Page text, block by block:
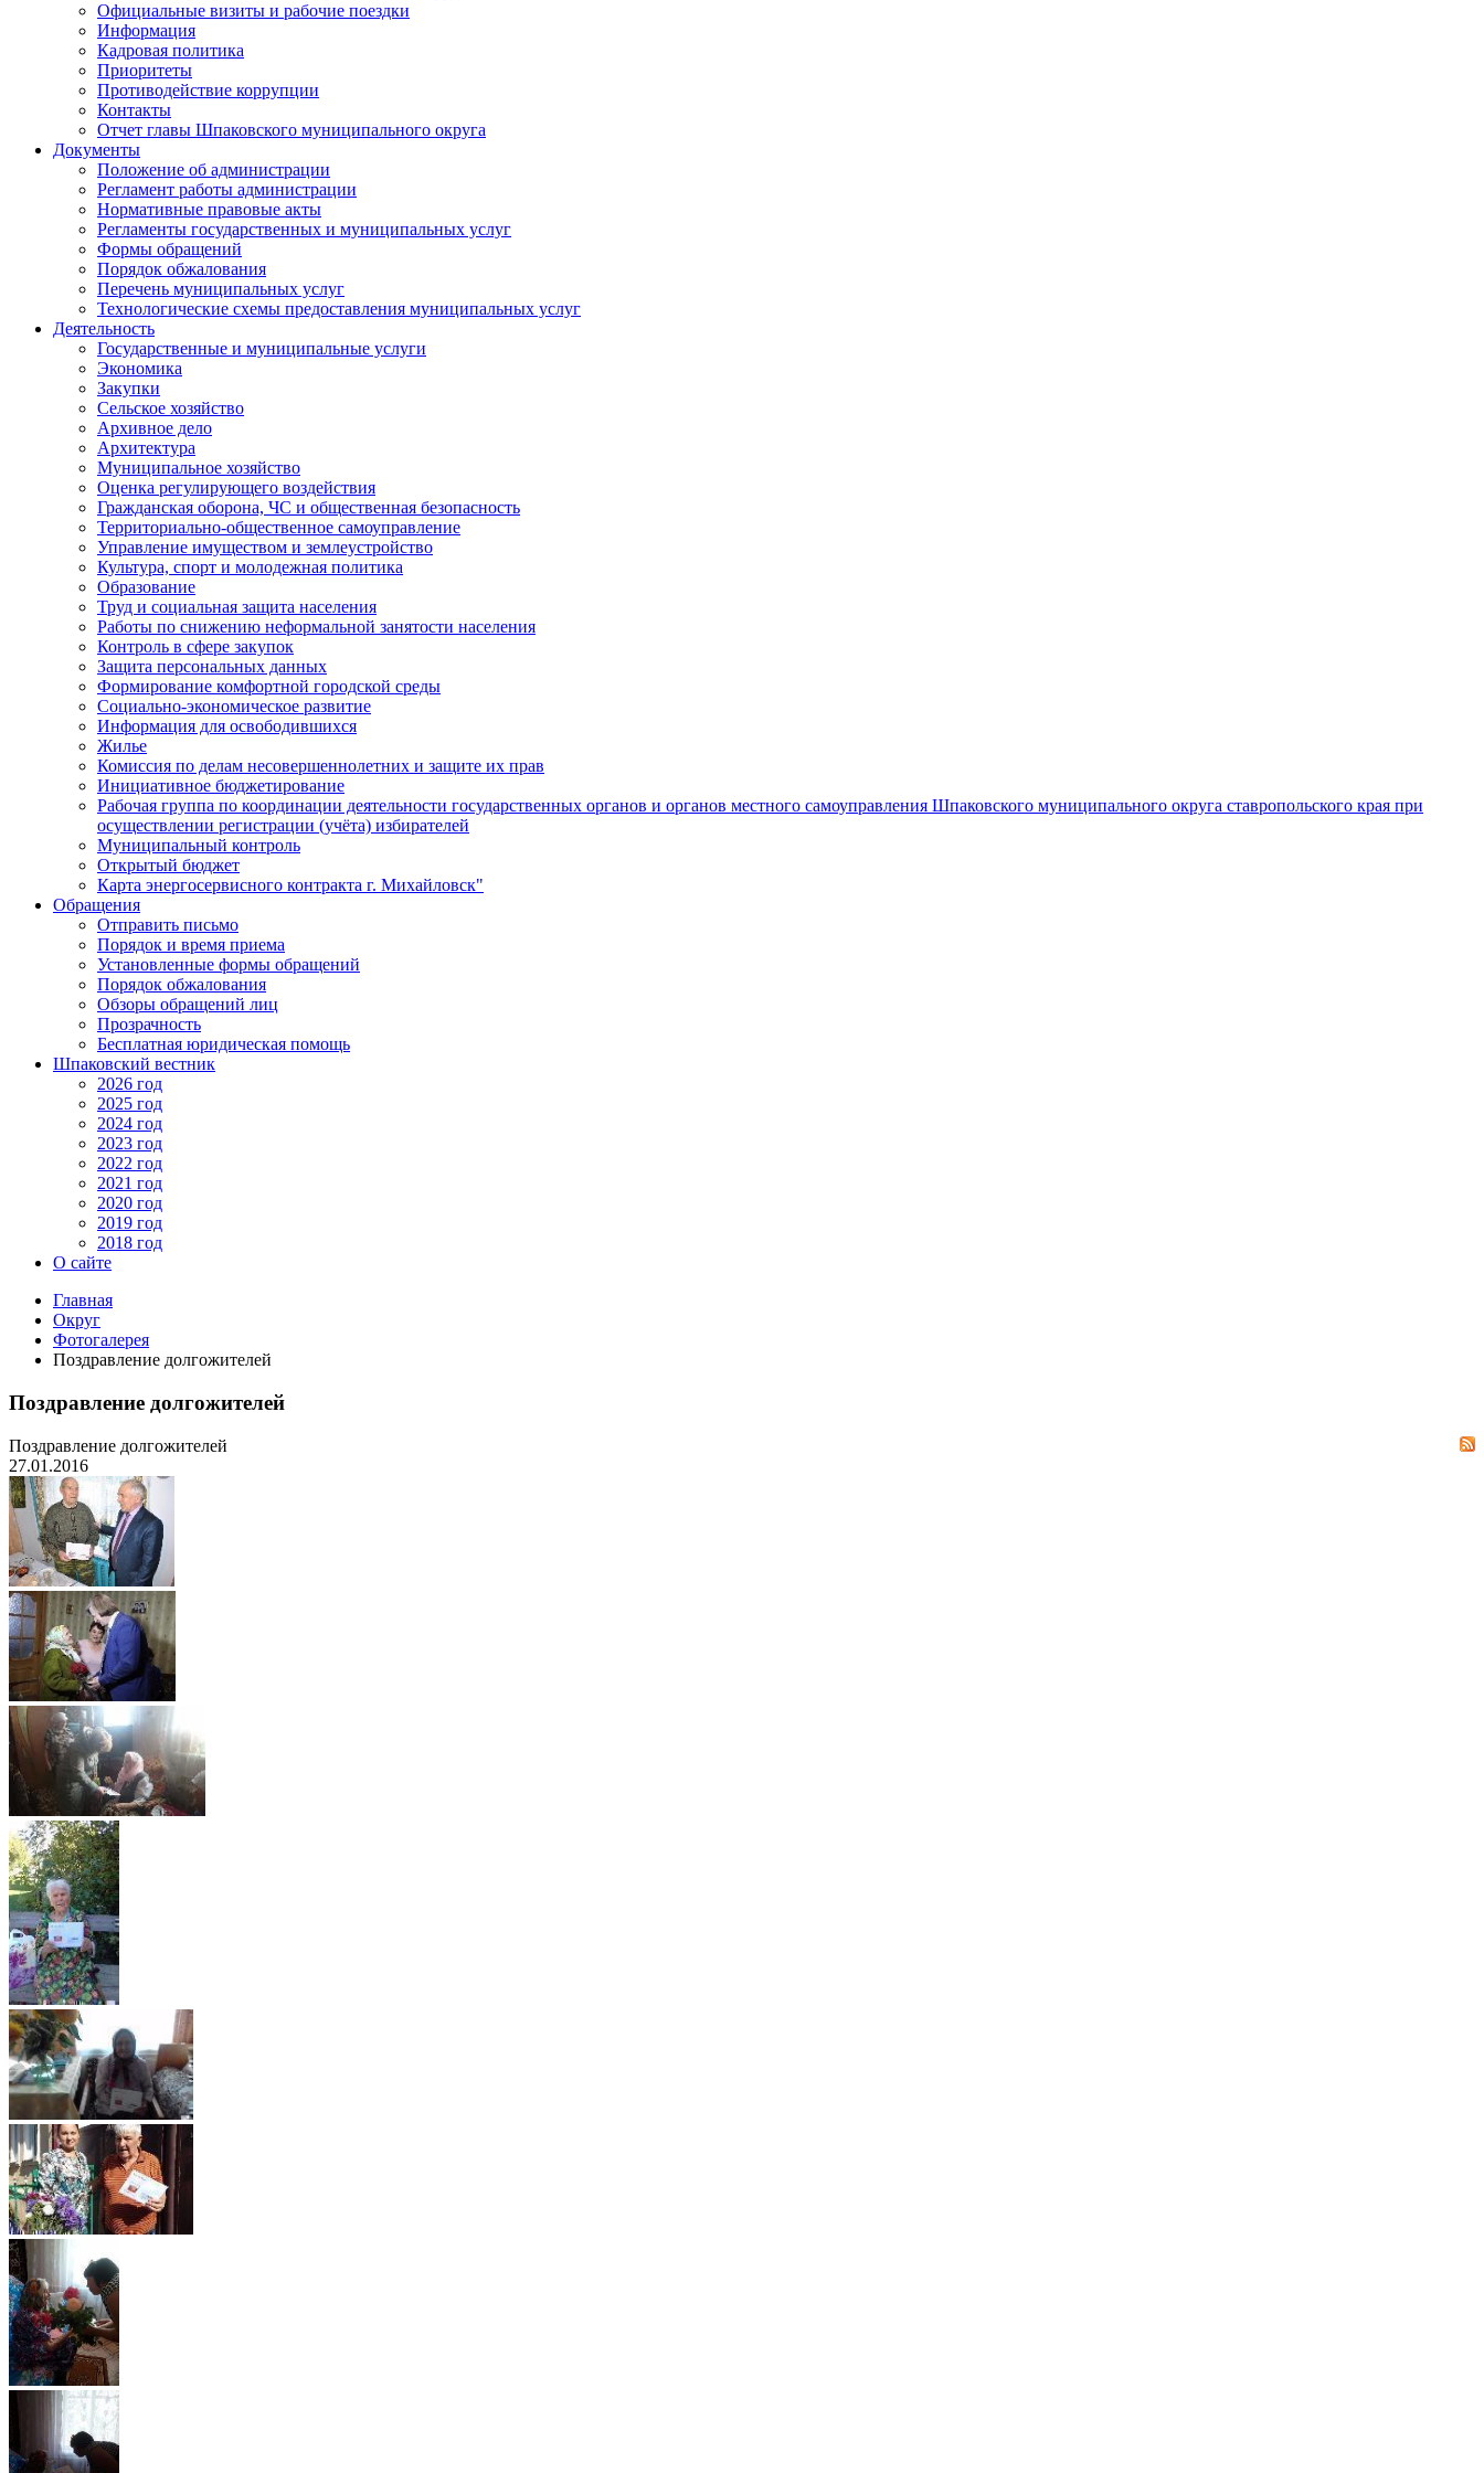
Официальные визиты и рабочие поездки
Информация
Кадровая политика
Приоритеты
Противодействие коррупции
Контакты
Отчет главы Шпаковского муниципального округа
Документы
Положение об администрации
Регламент работы администрации
Нормативные правовые акты
Регламенты государственных и муниципальных услуг
Формы обращений
Порядок обжалования
Перечень муниципальных услуг
Технологические схемы предоставления муниципальных услуг
Деятельность
Государственные и муниципальные услуги
Экономика
Закупки
Сельское хозяйство
Архивное дело
Архитектура
Муниципальное хозяйство
Оценка регулирующего воздействия
Гражданская оборона, ЧС и общественная безопасность
Территориально-общественное самоуправление
Управление имуществом и землеустройство
Культура, спорт и молодежная политика
Образование
Труд и социальная защита населения
Работы по снижению неформальной занятости населения
Контроль в сфере закупок
Защита персональных данных
Формирование комфортной городской среды
Социально-экономическое развитие
Информация для освободившихся
Жилье
Комиссия по делам несовершеннолетних и защите их прав
Инициативное бюджетирование
Рабочая группа по координации деятельности государственных органов и органов местного самоуправления Шпаковского муниципального округа ставропольского края при
осуществлении регистрации (учёта) избирателей
Муниципальный контроль
Открытый бюджет
Карта энергосервисного контракта г. Михайловск"
Обращения
Отправить письмо
Порядок и время приема
Установленные формы обращений
Порядок обжалования
Обзоры обращений лиц
Прозрачность
Бесплатная юридическая помощь
Шпаковский вестник
2026 год
2025 год
2024 год
2023 год
2022 год
2021 год
2020 год
2019 год
2018 год
О сайте
Главная
Округ
Фотогалерея
Поздравление долгожителей
Поздравление долгожителей
Поздравление долгожителей
27.01.2016